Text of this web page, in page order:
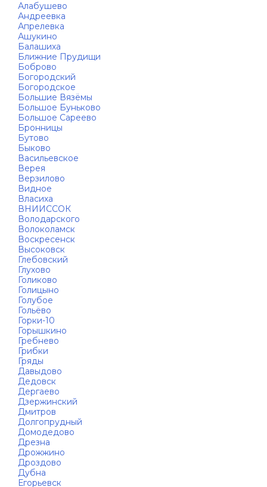
Алабушево
Андреевка
Апрелевка
Ашукино
Балашиха
Ближние Прудищи
Боброво
Богородский
Богородское
Большие Вязёмы
Большое Буньково
Большое Сареево
Бронницы
Бутово
Быково
Васильевское
Верея
Верзилово
Видное
Власиха
ВНИИССОК
Володарского
Волоколамск
Воскресенск
Высоковск
Глебовский
Глухово
Голиково
Голицыно
Голубое
Гольёво
Горки-10
Горышкино
Гребнево
Грибки
Гряды
Давыдово
Дедовск
Дергаево
Дзержинский
Дмитров
Долгопрудный
Домодедово
Дрезна
Дрожжино
Дроздово
Дубна
Егорьевск